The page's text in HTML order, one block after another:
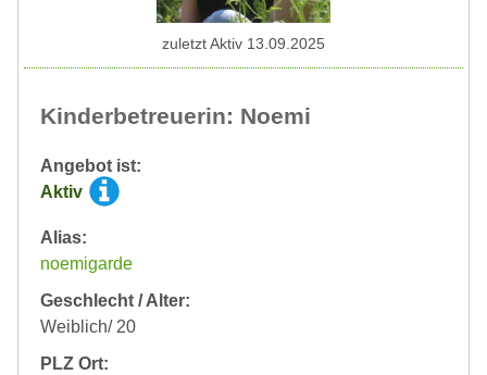
Kinderbetreuerin: Noemi
Angebot ist:
Aktiv
Alias:
noemigarde
Geschlecht / Alter:
Weiblich/ 20
PLZ Ort:
zuletzt Aktiv 13.09.2025